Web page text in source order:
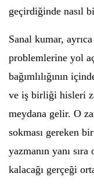
geçirdiğinde nasıl
Sanal kumar,
problemlerine yol
bağımlılığının
ve iş birliği hisleri
meydana gelir. O
sokması gereken
yazmanın yanı
kalacağı gerçeği